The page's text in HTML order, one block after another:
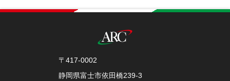
〒417-0002
静岡県富士市依田橋239-3